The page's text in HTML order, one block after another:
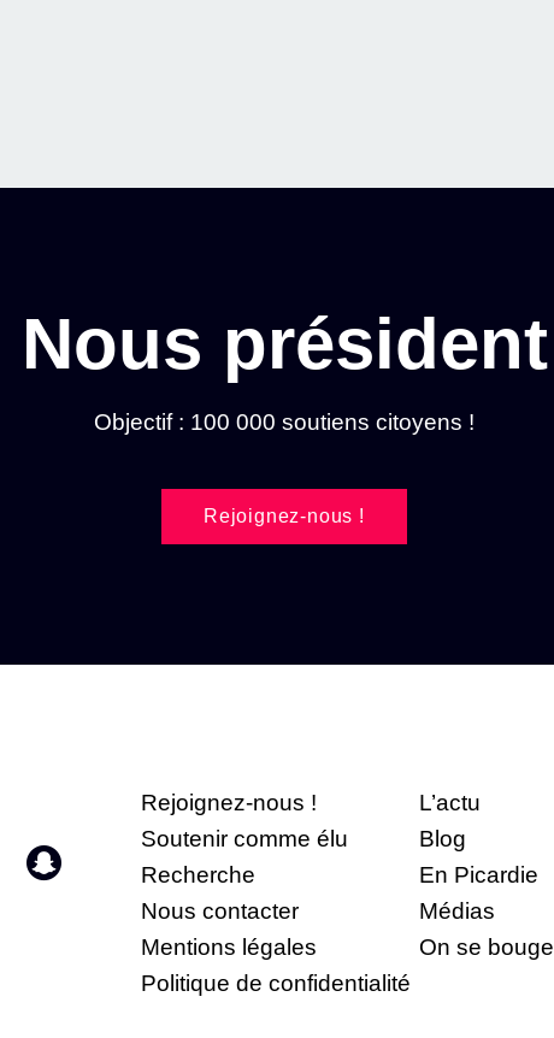
Nous président
Objectif : 100 000 soutiens citoyens !
Rejoignez-nous !
Rejoignez-nous !
Soutenir comme élu
Recherche
Nous contacter
Mentions légales
Politique de confidentialité
L’actu
Blog
En Picardie
Médias
On se bouge